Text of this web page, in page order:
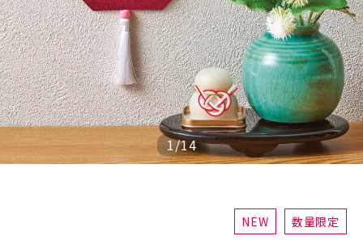
ジャンルで選ぶ
レビューを見る
コーポレートサイト
実店舗案内
1/14
NEW 数量限定